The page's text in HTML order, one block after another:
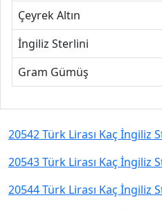
Çeyrek Altın
İngiliz Sterlini
Gram Gümüş
20542 Türk Lirası Kaç İngiliz
20543 Türk Lirası Kaç İngiliz
20544 Türk Lirası Kaç İngiliz